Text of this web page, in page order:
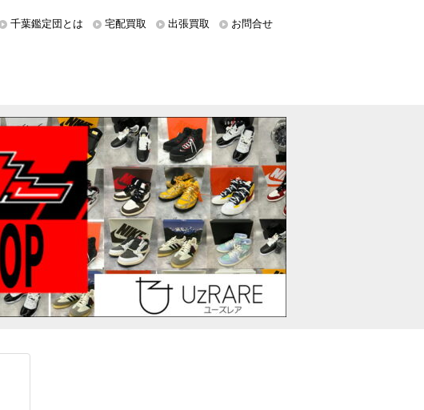
千葉鑑定団とは 宅配買取 出張買取 お問合せ